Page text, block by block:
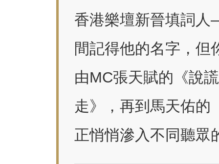
香港樂壇新晉填詞
間記得他的名字，但
由MC張天賦的《說
走》，再到馬天佑的
正悄悄滲入不同聽眾